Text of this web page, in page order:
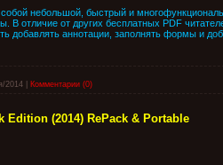
небольшой, быстрый и
В отличие от других бесплатных PDF
добавлять аннотации, заполнять формы и
2014 Комментарии (0)
Edition (2014) RePack & Portable